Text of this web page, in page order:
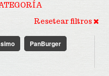
Resetear filtros
PanBurger